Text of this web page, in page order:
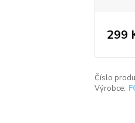
299
Číslo
Výrobce: